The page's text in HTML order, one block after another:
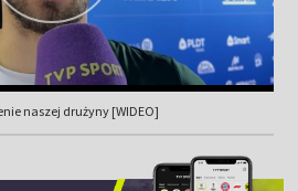
naszej drużyny [WIDEO]